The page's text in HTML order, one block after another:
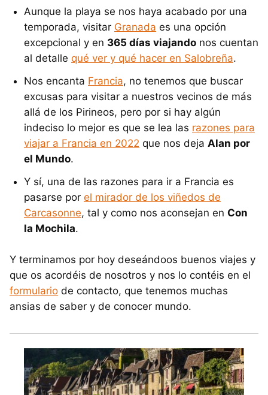
Aunque la playa se nos haya acabado por una
temporada, visitar Granada es una opción
excepcional y en 365 días viajando nos cuentan
al detalle qué ver y qué hacer en Salobreña.
Nos encanta Francia, no tenemos que buscar
excusas para visitar a nuestros vecinos de más
allá de los Pirineos, pero por si hay algún
indeciso lo mejor es que se lea las razones para
viajar a Francia en 2022 que nos deja Alan por
el Mundo.
Y sí, una de las razones para ir a Francia es
pasarse por el mirador de los viñedos de
Carcasonne, tal y como nos aconsejan en Con
la Mochila.
Y terminamos por hoy deseándoos buenos viajes y
que os acordéis de nosotros y nos lo contéis en el
formulario de contacto, que tenemos muchas
ansias de saber y de conocer mundo.